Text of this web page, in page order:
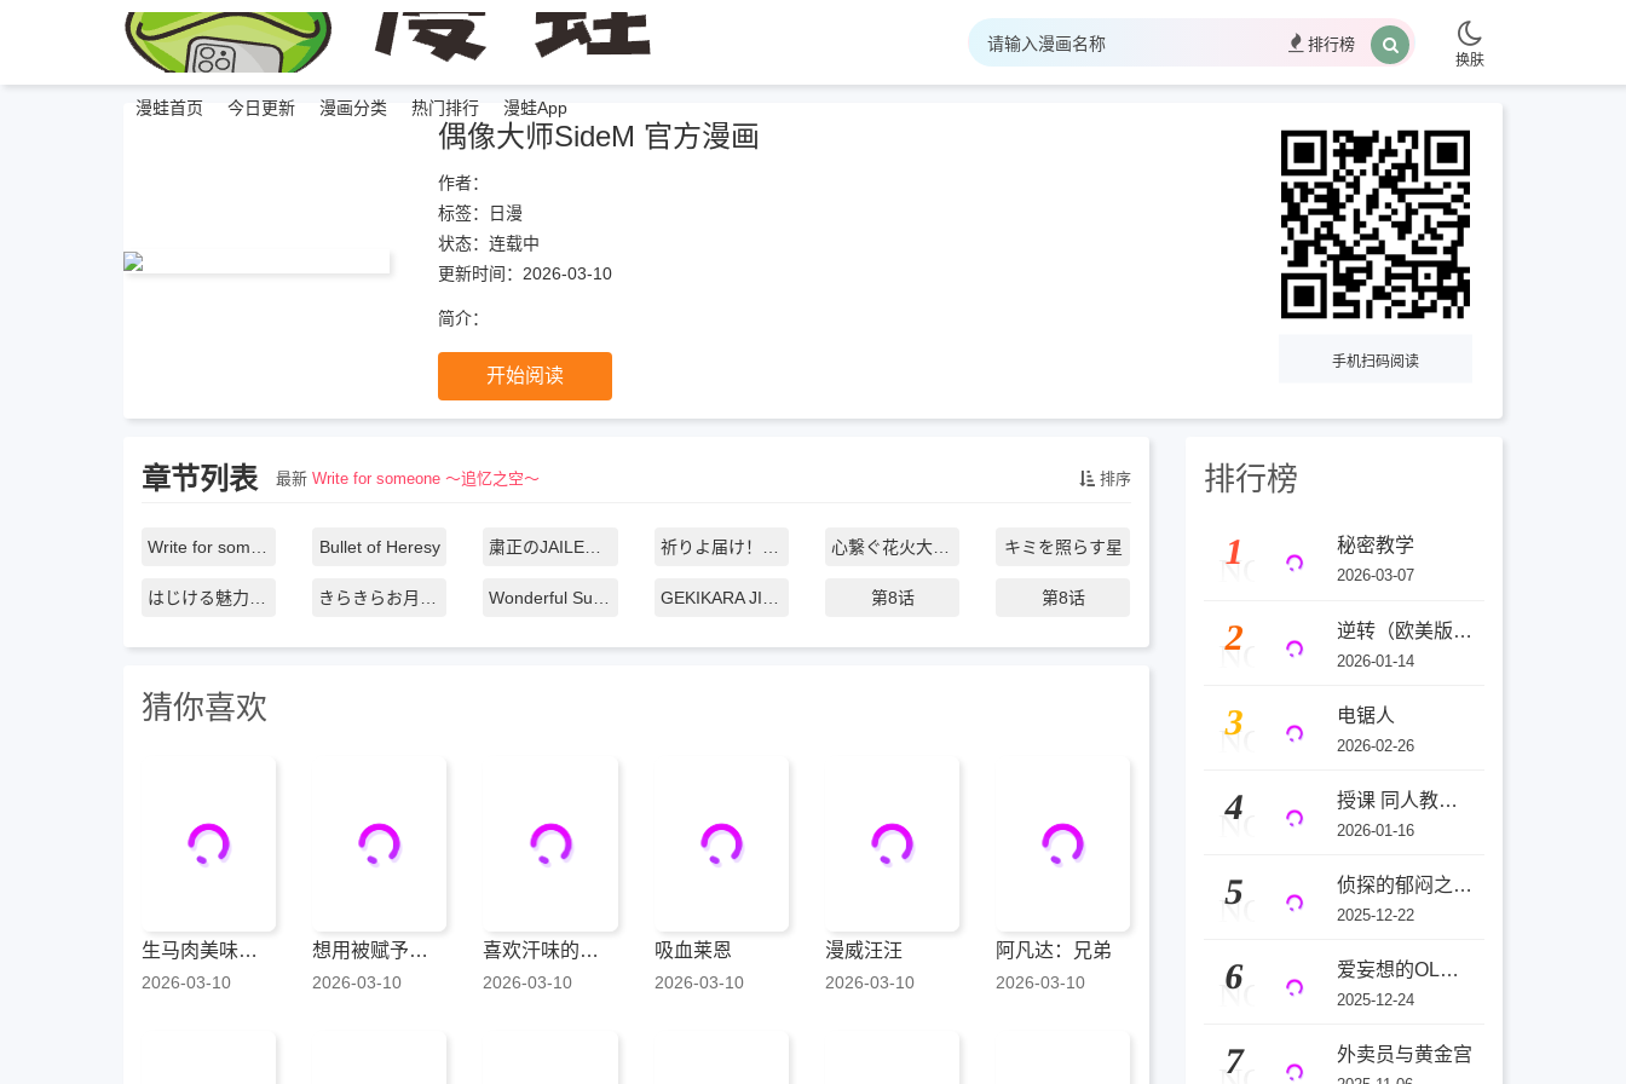
漫蛙首页 今日更新 漫画分类 热门排行 漫蛙App
换肤
排行榜
偶像大师SideM 官方漫画
作者：
标签：
日漫
状态： 连载中
更新时间：2026-03-10
简介：
开始阅读
手机扫码阅读
章节列表 最新 Write for someone ～追忆之空～ 排序
Bullet of Heresy 心繋ぐ花火大会2022 -in淡路島- キミを照らす星
第8话 第8话
猜你喜欢
生马肉美味无敌
2026-03-10
想用被赋予的技能挣钱和异国美女们一起嬉戏
2026-03-10
喜欢汗味的半田同学正渴望品鉴
2026-03-10
吸血莱恩
2026-03-10
漫威汪汪
2026-03-10
阿凡达：兄弟
2026-03-10
排行榜
NO
1 秘密教学
2026-03-07
NO
2 逆转（欧美版）(3D)
2026-01-14
NO
3 电锯人
2026-02-26
NO
4 授课 同人教师与天才辣妹
2026-01-16
NO
5 侦探的郁闷之夜(3D)
2025-12-22
NO
6 爱妄想的OL金城～被单恋对象纳屋发现了自己的秘密
2025-12-24
7 外卖员与黄金宫